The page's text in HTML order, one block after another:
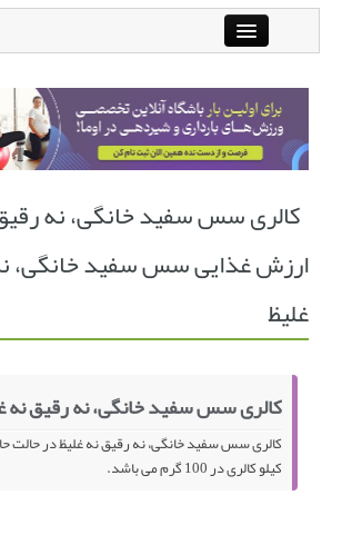
باشگاه آنلاین ورزشی اوما
دانشنامه سلامت بانوان پرسش و پاسخ
انجمن متخصصین زنان و اوما انتخاب نام
فهرست مواد غذایی اپلیکیشن بارداری و
تماس با ما
کالری سس سفید خانگی، نه
ارزش غذایی سس سفید خانگی،
غلیظ
کالری سس سفید خانگی، نه رقیق نه
کیلو کالری در 100 گرم می باشد.